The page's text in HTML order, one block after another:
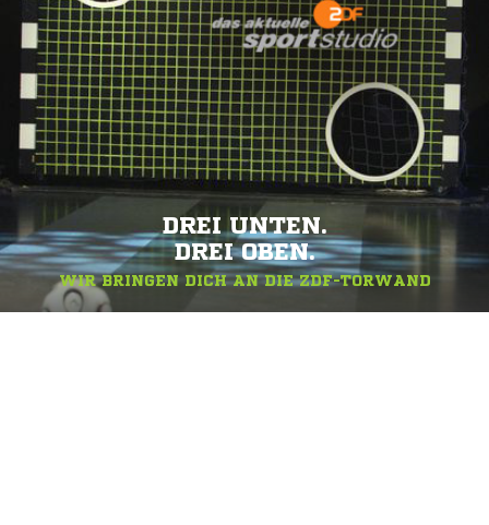
DREI UNTEN.
DREI OBEN.
WIR BRINGEN DICH AN DIE ZDF-TORWAND